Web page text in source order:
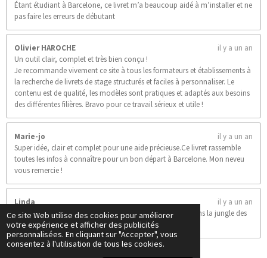
Ce site Web utilise des cookies pour améliorer
votre expérience et afficher des publicités
personnalisées. En cliquant sur "Accepter", vous
consentez à l'utilisation de tous les cookies.
Étant étudiant à Barcelone, ce livret m’a beaucoup aidé à m’installer et ne
pas faire les erreurs de débutant
Olivier HAROCHE
il y a un an
Un outil clair, complet et très bien conçu !
Je recommande vivement ce site à tous les formateurs et établissements à
la recherche de livrets de stage structurés et faciles à personnaliser. Le
contenu est de qualité, les modèles sont pratiques et adaptés aux besoins
des différentes filières. Bravo pour ce travail sérieux et utile !
Marie-jo
il y a un an
Super idée, clair et complet pour une aide précieuse.Ce livret rassemble
toutes les infos à connaître pour un bon départ à Barcelone. Mon neveu
vous remercie !
Linda
il y a un an
Un livret clair, pratique et super utile pour s’y retrouver dans la jungle des
stages. Bravo !
Afficher plus de commentaires.
© 2025 - 2026 Les livrets du stagiaire